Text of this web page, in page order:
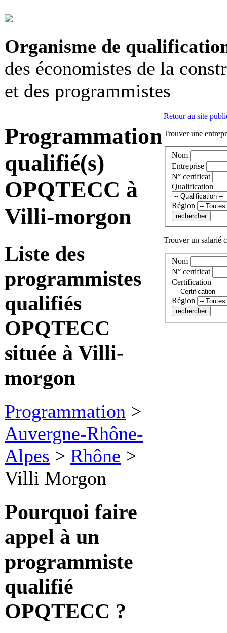
Organisme de
des économistes de la
et des programmistes
Programmation
qualifié(s)
OPQTECC à
Villi-morgon
Liste des
programmistes
qualifiés
OPQTECC
située à Villi-
morgon
Programmation >
Auvergne-Rhône-
Alpes > Rhône >
Villi Morgon
Pourquoi faire
appel à un
programmiste
qualifié
OPQTECC ?
Retour au site
Trouver une
Nom
Entreprise
N° certificat
Qualification
Région
Trouver un salarié
Nom
N° certificat
Certification
Région